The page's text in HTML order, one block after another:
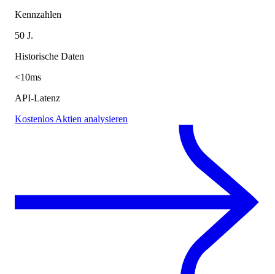
Kennzahlen
50 J.
Historische Daten
<10ms
API-Latenz
Kostenlos Aktien analysieren